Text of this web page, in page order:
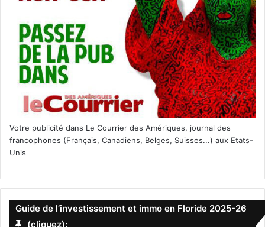
Votre publicité dans Le Courrier des Amériques, journal des
francophones (Français, Canadiens, Belges, Suisses...) aux Etats-
Unis
Guide de l’investissement et immo en Floride 2025-26
(cliquez):